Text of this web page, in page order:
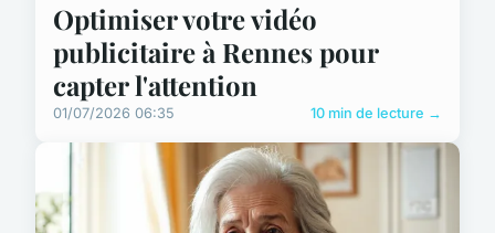
Optimiser votre vidéo
publicitaire à Rennes pour
capter l'attention
01/07/2026 06:35 10 min de lecture →